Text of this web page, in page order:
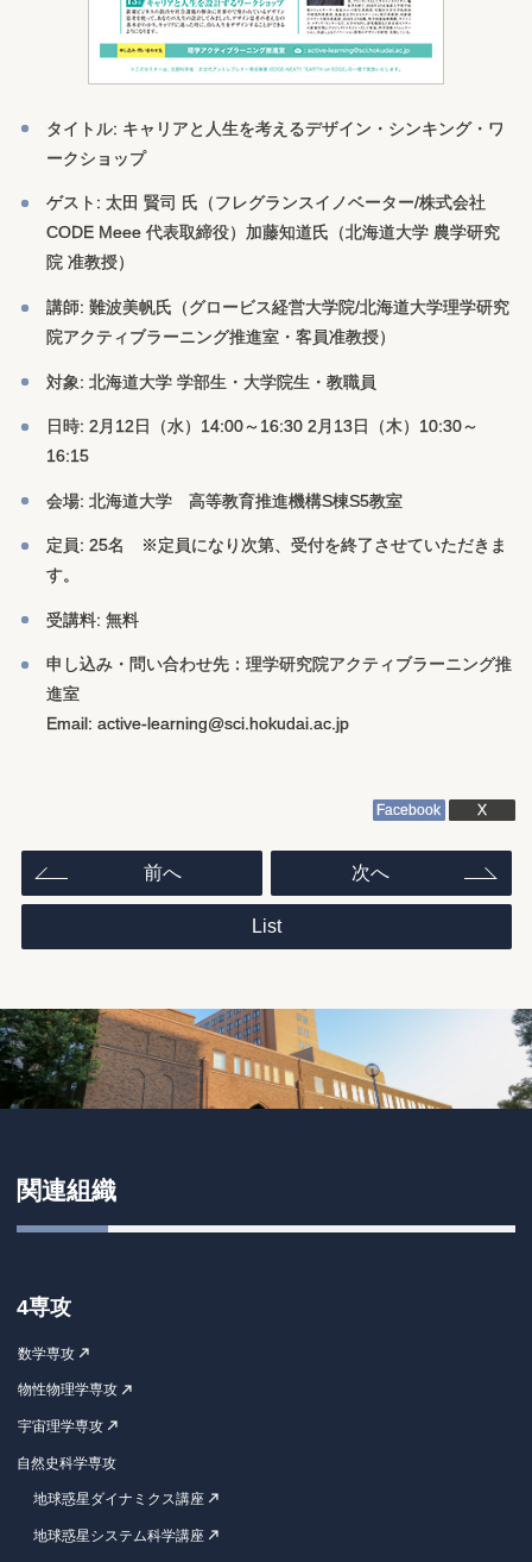
タイトル: キャリアと人生を考えるデザイン・シンキング・ワ
ークショップ
ゲスト: 太田 賢司 氏（フレグランスイノベーター/株式会社
CODE Meee 代表取締役）加藤知道氏（北海道大学 農学研究
院 准教授）
講師: 難波美帆氏（グロービス経営大学院/北海道大学理学研究
院アクティブラーニング推進室・客員准教授）
対象: 北海道大学 学部生・大学院生・教職員
日時: 2月12日（水）14:00～16:30 2月13日（木）10:30～
16:15
会場: 北海道大学 高等教育推進機構S棟S5教室
定員: 25名 ※定員になり次第、受付を終了させていただきま
す。
受講料: 無料
申し込み・問い合わせ先：理学研究院アクティブラーニング推
進室
Email: active-learning@sci.hokudai.ac.jp
Facebook X
投
ナ
ビ
ゲ
前へ
List
次へ
関連組織
4専攻
数学専攻
物性物理学専攻
宇宙理学専攻
自然史科学専攻
地球惑星ダイナミクス講座
地球惑星システム科学講座